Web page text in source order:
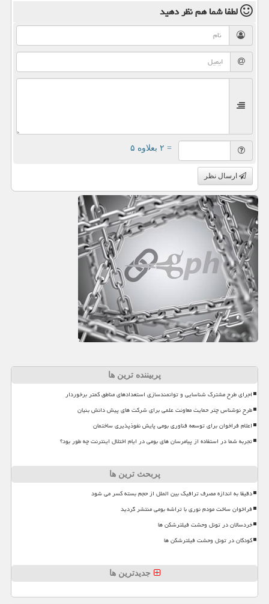
لطفا شما همنظر دهید
= ۲ بعلاوه ۵
ارسال نظر
پربیننده ترین ها
اجرای طرح مشترک شناسایی و توانمندسازی استعدادهای مناطق کمتر برخوردار
طرح نوشناس چتر حمایت معاونت علمی برای شرکت های پیش دانش بنیان
اعلام فراخوان برای توسعه فناوری بومی پایش نفوذپذیری ساختمان
تجربه شما در استفاده از پیامرسان های بومی در ایام اختلال اینترنت چه طور بود؟
پربحث ترین ها
دقیقا به اندازه مصرف ترافیک بین الملل از حجم بسته کسر می شود
فراخوان ساخت مودم نوری با تراشه بومی منتشر گردید
خردسالان در تونل وحشت فیلترشکن ها
کودکان در تونل وحشت فیلترشکن ها
جدیدترین ها